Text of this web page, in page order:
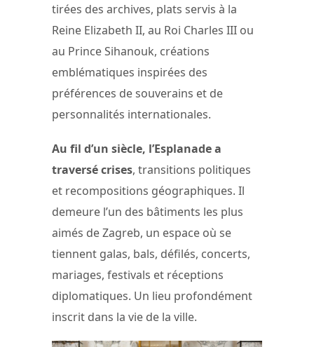
tirées des archives, plats servis à la
Reine Elizabeth II, au Roi Charles III ou
au Prince Sihanouk, créations
emblématiques inspirées des
préférences de souverains et de
personnalités internationales.
Au fil d’un siècle, l’Esplanade a
traversé crises, transitions politiques
et recompositions géographiques. Il
demeure l’un des bâtiments les plus
aimés de Zagreb, un espace où se
tiennent galas, bals, défilés, concerts,
mariages, festivals et réceptions
diplomatiques. Un lieu profondément
inscrit dans la vie de la ville.